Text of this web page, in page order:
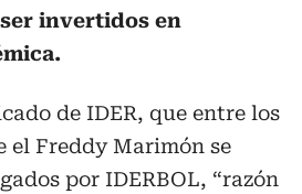
invertidos en
de IDER, que entre los
el Freddy Marimón se
por IDERBOL, “razón